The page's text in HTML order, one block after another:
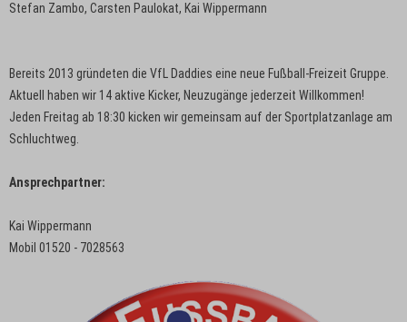
Stefan Zambo, Carsten Paulokat, Kai Wippermann
Bereits 2013 gründeten die VfL Daddies eine neue Fußball-Freizeit Gruppe.
Aktuell haben wir 14 aktive Kicker, Neuzugänge jederzeit Willkommen!
Jeden Freitag ab 18:30 kicken wir gemeinsam auf der Sportplatzanlage am
Schluchtweg.
Ansprechpartner:
Kai Wippermann
Mobil 01520 - 7028563